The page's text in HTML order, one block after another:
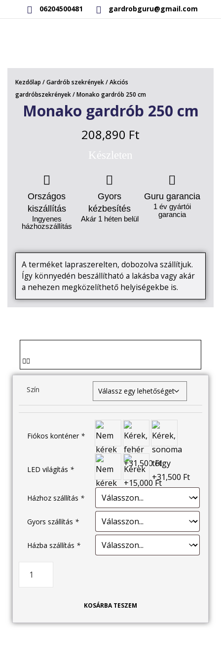
06204500481 gardrobguru@gmail.com
RAKTÁRON LÉVŐ TERMÉKEK
SAJÁT GYÁRTÁSÚ TERMÉKEK
KAPCSOLAT
Kezdőlap /Gardrób szekrények/Akciós
gardróbszekrények/ Monako gardrób 250 cm
Monako gardrób 250 cm
208,890 Ft
Készleten
Országos
kiszállítás
Ingyenes
házhozszállítás
Gyors
kézbesítés
Akár 1 héten belül
Guru garancia
1 év gyártói
garancia
A terméket lapraszerelten, dobozolva szállítjuk.
Így könnyedén beszállítható a lakásba vagy akár
a nehezen megközelíthető helyiségekbe is.
Szín
Fiókos konténer *
LED világítás *
Házhoz szállítás *
Gyors szállítás *
Házba szállítás *
KOSÁRBA TESZEM